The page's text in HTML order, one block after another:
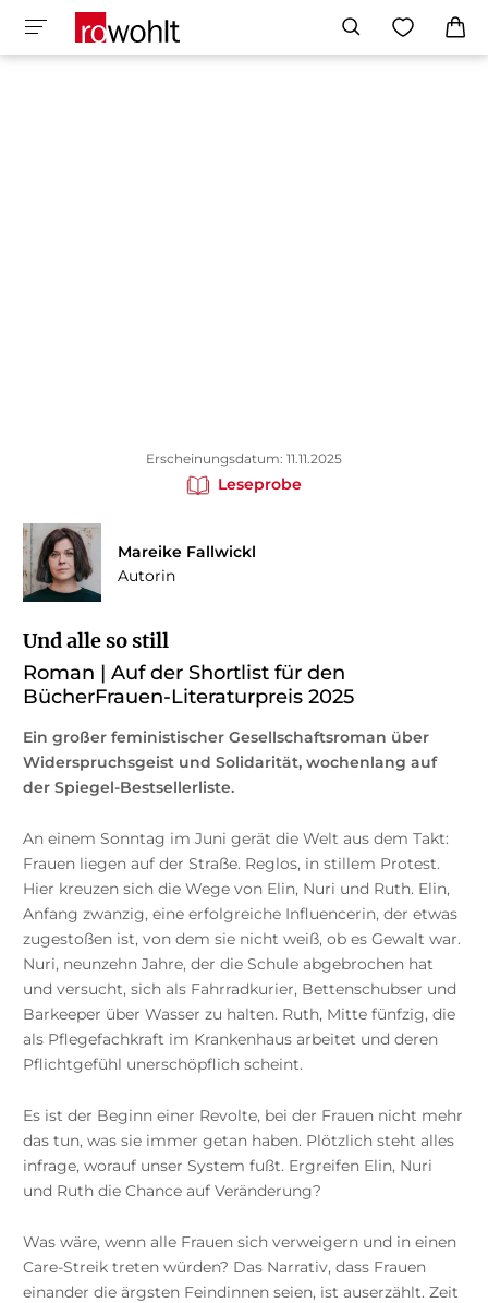
Erscheinungsdatum: 11.11.2025
Leseprobe
Mareike Fallwickl
Autorin
Und alle so still
Roman | Auf der Shortlist für den
BücherFrauen-Literaturpreis 2025
Ein großer feministischer Gesellschaftsroman über
Widerspruchsgeist und Solidarität, wochenlang auf
der Spiegel-Bestsellerliste.
An einem Sonntag im Juni gerät die Welt aus dem Takt:
Frauen liegen auf der Straße. Reglos, in stillem Protest.
Hier kreuzen sich die Wege von Elin, Nuri und Ruth. Elin,
Anfang zwanzig, eine erfolgreiche Influencerin, der etwas
zugestoßen ist, von dem sie nicht weiß, ob es Gewalt war.
Nuri, neunzehn Jahre, der die Schule abgebrochen hat
und versucht, sich als Fahrradkurier, Bettenschubser und
Barkeeper über Wasser zu halten. Ruth, Mitte fünfzig, die
als Pflegefachkraft im Krankenhaus arbeitet und deren
Pflichtgefühl unerschöpflich scheint.
Es ist der Beginn einer Revolte, bei der Frauen nicht mehr
das tun, was sie immer getan haben. Plötzlich steht alles
infrage, worauf unser System fußt. Ergreifen Elin, Nuri
und Ruth die Chance auf Veränderung?
Was wäre, wenn alle Frauen sich verweigern und in einen
Care-Streik treten würden? Das Narrativ, dass Frauen
einander die ärgsten Feindinnen seien, ist auserzählt. Zeit